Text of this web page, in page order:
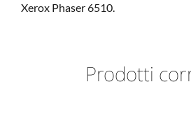
Xerox Phaser 6510.
Prodotti